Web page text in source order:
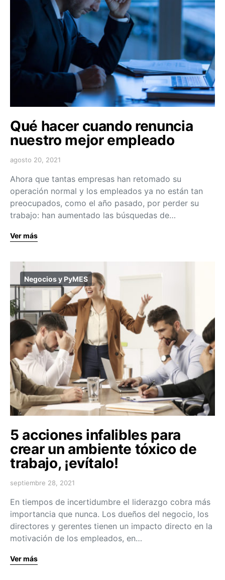
Qué hacer cuando renuncia
nuestro mejor empleado
agosto 20, 2021
Ahora que tantas empresas han retomado su
operación normal y los empleados ya no están tan
preocupados, como el año pasado, por perder su
trabajo: han aumentado las búsquedas de…
Ver más
Negocios y PyMES
5 acciones infalibles para
crear un ambiente tóxico de
trabajo, ¡evítalo!
septiembre 28, 2021
En tiempos de incertidumbre el liderazgo cobra más
importancia que nunca. Los dueños del negocio, los
directores y gerentes tienen un impacto directo en la
motivación de los empleados, en…
Ver más